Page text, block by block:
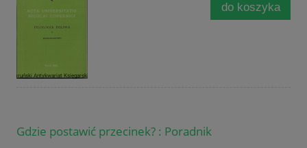
do koszyka
Gdzie postawić przecinek? : Poradnik